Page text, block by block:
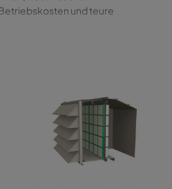
und teure
kann auch zu Korrosion und
Luftfilter sind
Effizienz und
Luftturbinen und
sind als